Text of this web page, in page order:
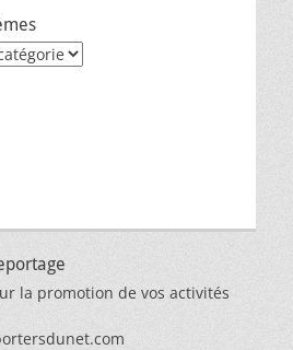
la promotion de vos activités